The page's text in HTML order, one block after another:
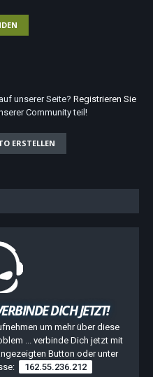
unserer Seite? Registrieren Sie
Community teil!
ERSTELLEN
DICH JETZT!
um mehr über diese
... verbinde Dich jetzt mit
Button oder unter
162.55.236.212